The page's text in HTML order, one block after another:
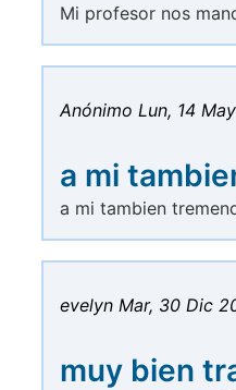
Mi profesor nos
Anónimo Lun, 14
a mi
a mi tambien
evelyn Mar, 30 Dic
muy bien